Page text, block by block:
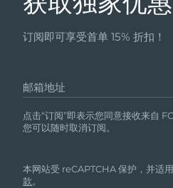
订阅即可享受首单 15% 折扣！
邮箱地址
点击“订阅”即表示您同意接收来自
您可以随时取消订阅。
本网站受 reCAPTCHA 保护，并适
款。